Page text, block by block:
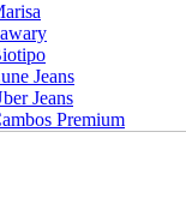
Jeans
Jeans
Premium